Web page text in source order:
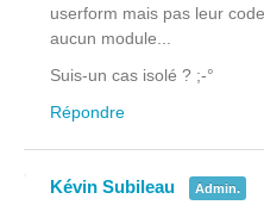
userform mais pas leur
aucun module...
Suis-un cas isolé ? ;-°
Répondre
Kévin Subileau Admin.